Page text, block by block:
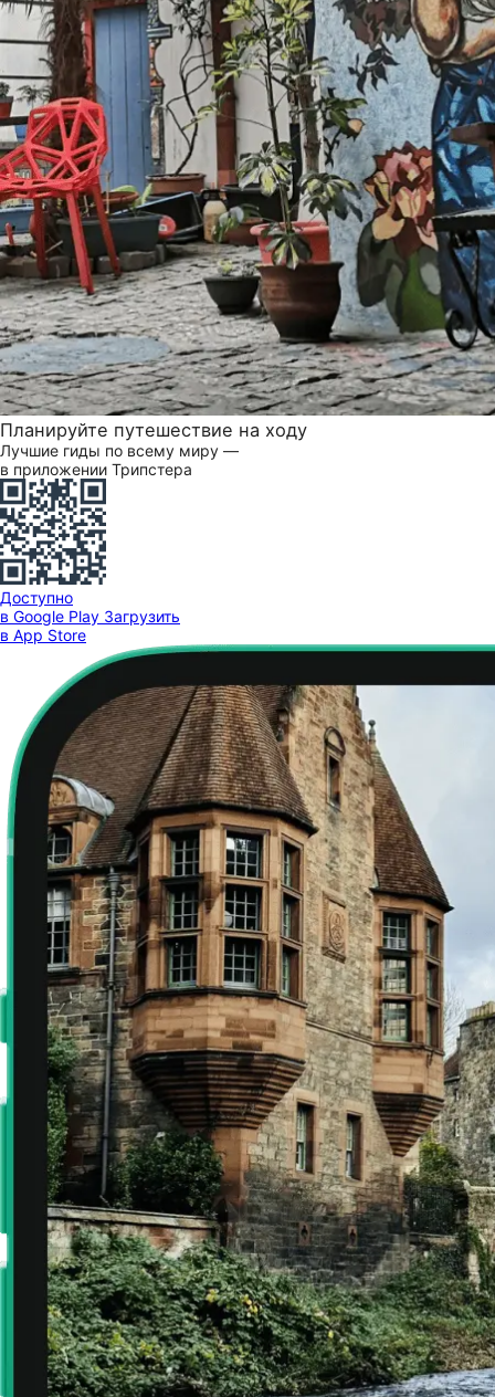
Планируйте путешествие на ходу
Лучшие гиды по всему миру —
в приложении Трипстера
Доступно
в Google Play Загрузить
в App Store